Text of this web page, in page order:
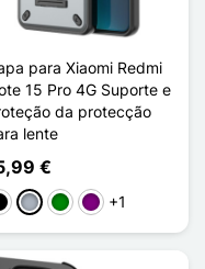
para Xiaomi Redmi
15 Pro 4G Suporte e
da protecção
lente
€
Cinzento
VerdePúrpura
+1